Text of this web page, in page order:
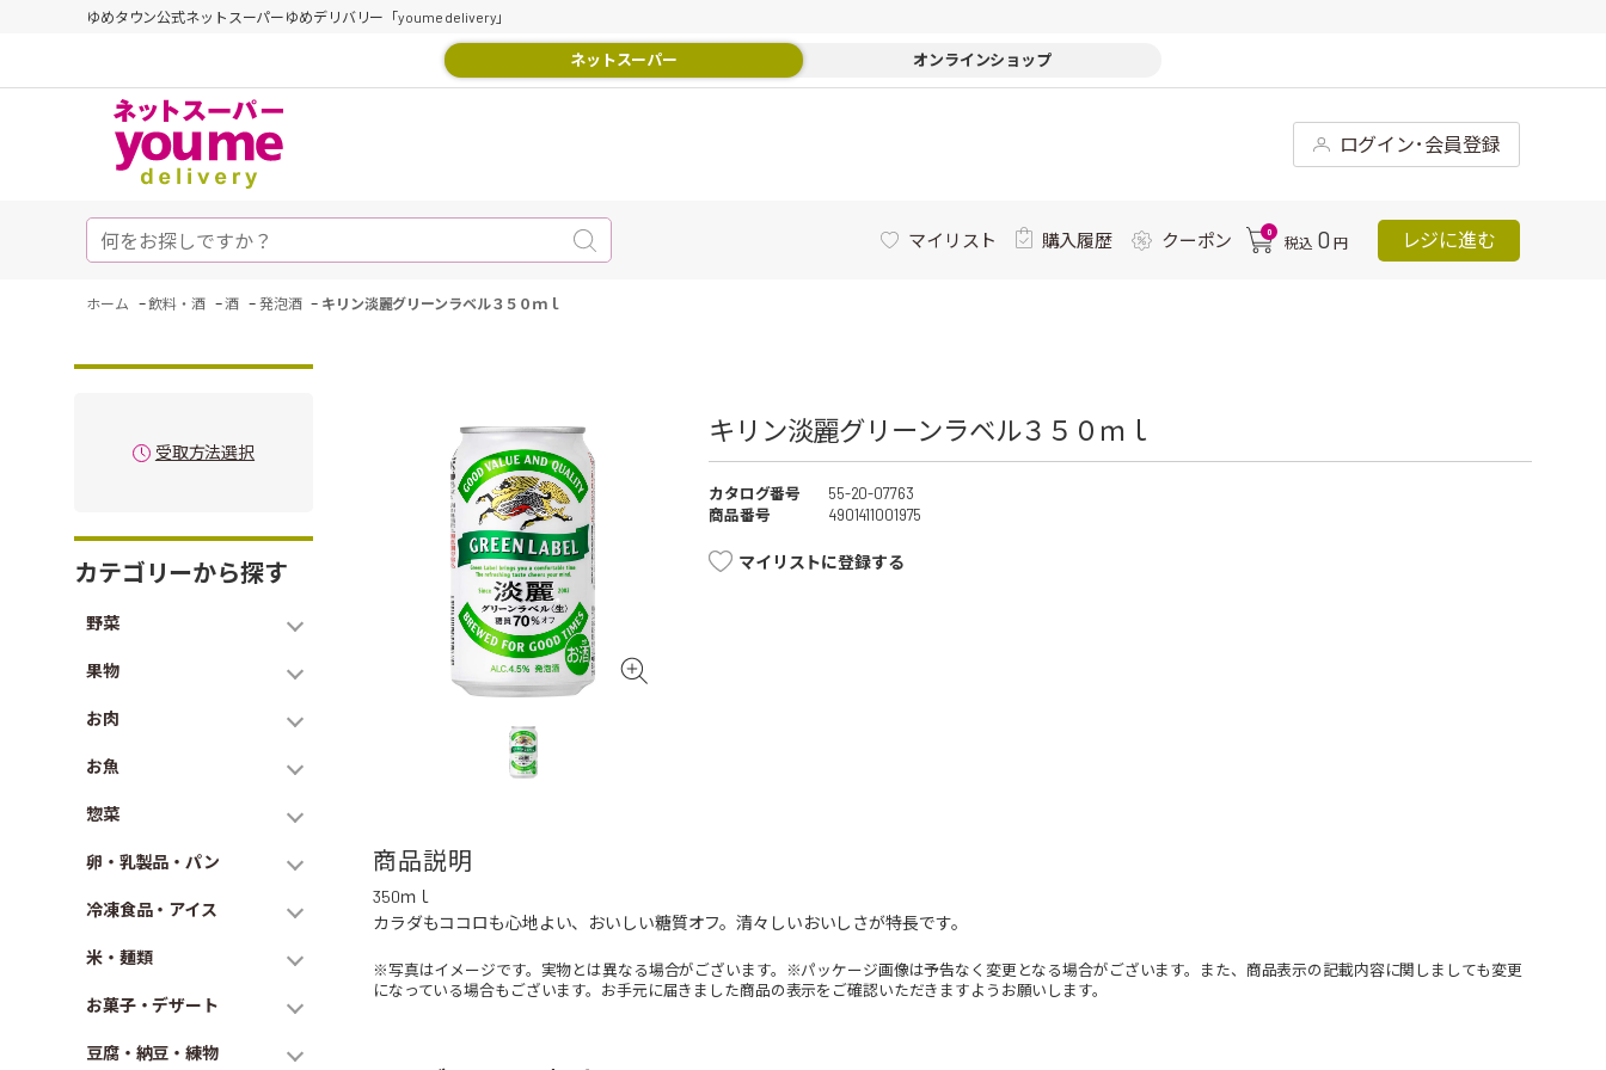
ゆめタウン公式ネットスーパーゆめデリバリー「youme delivery」
ネットスーパー オンラインショップ
ログイン･会員登録
マイリスト 購入履歴 クーポン 0
税込 0 円 レジに進む
ホーム -飲料・酒 -酒 - 発泡酒 - キリン淡麗グリーンラベル３５０ｍｌ
受取方法選択
カテゴリーから探す
野菜
果物
お肉
お魚
惣菜
卵・乳製品・パン
冷凍食品・アイス
米・麺類
お菓子・デザート
豆腐・納豆・練物
キリン淡麗グリーンラベル３５０ｍｌ
カタログ番号
55-20-07763
商品番号
4901411001975
マイリストに登録する
商品説明
350ｍｌ
カラダもココロも心地よい、おいしい糖質オフ。清々しいおいしさが特長です。
※写真はイメージです。実物とは異なる場合がございます。※パッケージ画像は予告なく変更となる場合がございます。また、商品表示の記載内容に関しましても変更
になっている場合もございます。お手元に届きました商品の表示をご確認いただきますようお願いします。